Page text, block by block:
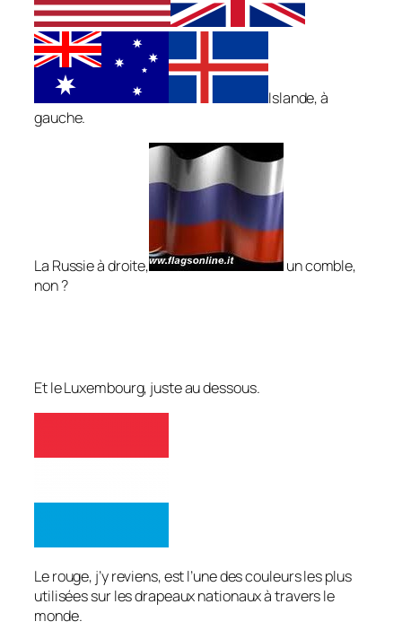
Islande, à
gauche.
La Russie à droite,
un comble,
non ?
Et le Luxembourg, juste au dessous.
Le rouge, j’y reviens, est l’une des couleurs les plus
utilisées sur les drapeaux nationaux à travers le
monde.